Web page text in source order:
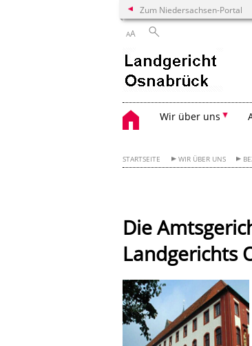
Zum Niedersachsen-Portal
AA
Wir über uns
STARTSEITE WIR ÜBER UNS
Die
Landgerichts